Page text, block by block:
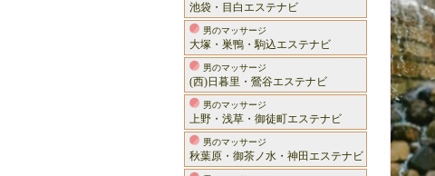
池袋・目白エステナビ
男のマッサージ
大塚・巣鴨・駒込エステナビ
男のマッサージ
(西)日暮里・鶯谷エステナビ
男のマッサージ
上野・浅草・御徒町エステナビ
男のマッサージ
秋葉原・御茶ノ水・神田エステナビ